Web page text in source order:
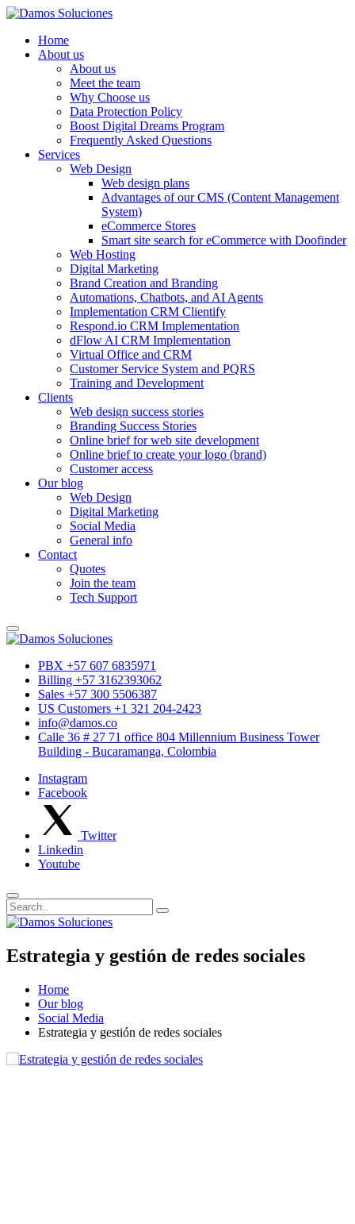
Home
About us
About us
Meet the team
Why Choose us
Data Protection Policy
Boost Digital Dreams Program
Frequently Asked Questions
Services
Web Design
Web design plans
Advantages of our CMS (Content Management
System)
eCommerce Stores
Smart site search for eCommerce with Doofinder
Web Hosting
Digital Marketing
Brand Creation and Branding
Automations, Chatbots, and AI Agents
Implementation CRM Clientify
Respond.io CRM Implementation
dFlow AI CRM Implementation
Virtual Office and CRM
Customer Service System and PQRS
Training and Development
Clients
Web design success stories
Branding Success Stories
Online brief for web site development
Online brief to create your logo (brand)
Customer access
Our blog
Web Design
Digital Marketing
Social Media
General info
Contact
Quotes
Join the team
Tech Support
PBX +57 607 6835971
Billing +57 3162393062
Sales +57 300 5506387
US Customers +1 321 204-2423
info@damos.co
Calle 36 # 27 71 office 804 Millennium Business Tower
Building - Bucaramanga, Colombia
Instagram
Facebook
Twitter
Linkedin
Youtube
Estrategia y gestión de redes sociales
Home
Our blog
Social Media
Estrategia y gestión de redes sociales